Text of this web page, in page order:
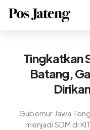
Tingkatkan
Batang,
Gubernur Jawa
menjadi SDM di